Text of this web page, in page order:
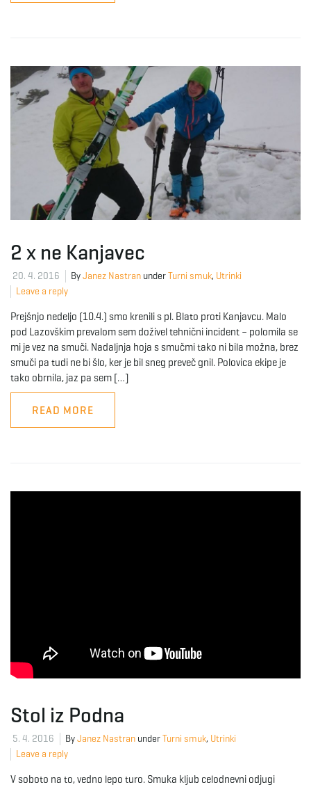
2 x ne Kanjavec
20. 4. 2016 ByJanez Nastran underTurni smuk, Utrinki
Leave a reply
Prejšnjo nedeljo (10.4.) smo krenili s pl. Blato proti Kanjavcu. Malo
pod Lazovškim prevalom sem doživel tehnični incident – polomila se
mi je vez na smuči. Nadaljnja hoja s smučmi tako ni bila možna, brez
smuči pa tudi ne bi šlo, ker je bil sneg preveč gnil. Polovica ekipe je
tako obrnila, jaz pa sem […]
READ MORE
Stol iz Podna
5. 4. 2016 ByJanez Nastran underTurni smuk, Utrinki
Leave a reply
V soboto na to, vedno lepo turo. Smuka kljub celodnevni odjugi